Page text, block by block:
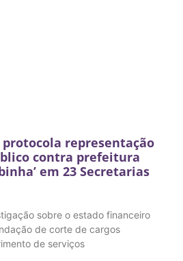
protocola representação
contra prefeitura
em 23 Secretarias
sobre o estado financeiro
de corte de cargos
de serviços